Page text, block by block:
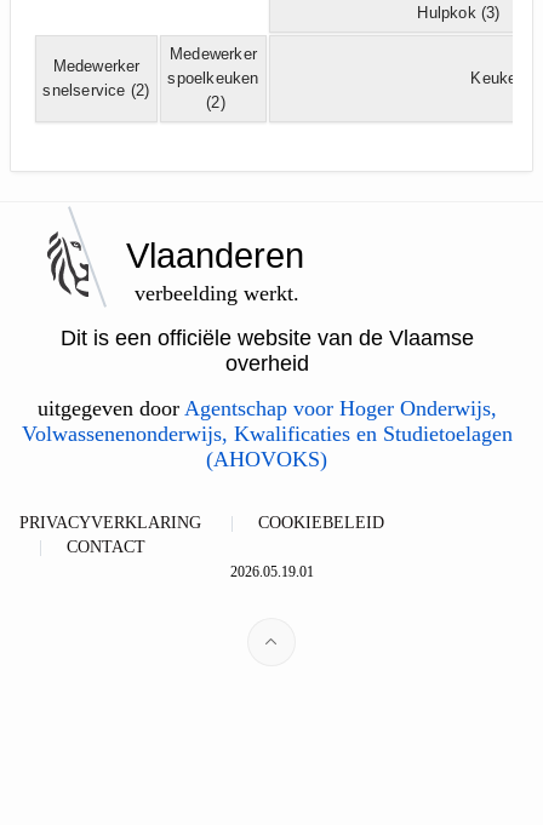
Hulpkok (3)
Medewerker
snelservice (2)
Medewerker
spoelkeuken
(2)
Vlaanderen
verbeelding werkt.
Dit is een officiële website van de Vlaamse
overheid
uitgegeven door Agentschap voor Hoger Onderwijs,
Volwassenenonderwijs, Kwalificaties en Studietoelagen
(AHOVOKS)
PRIVACYVERKLARING
COOKIEBELEID
CONTACT
2026.05.19.01